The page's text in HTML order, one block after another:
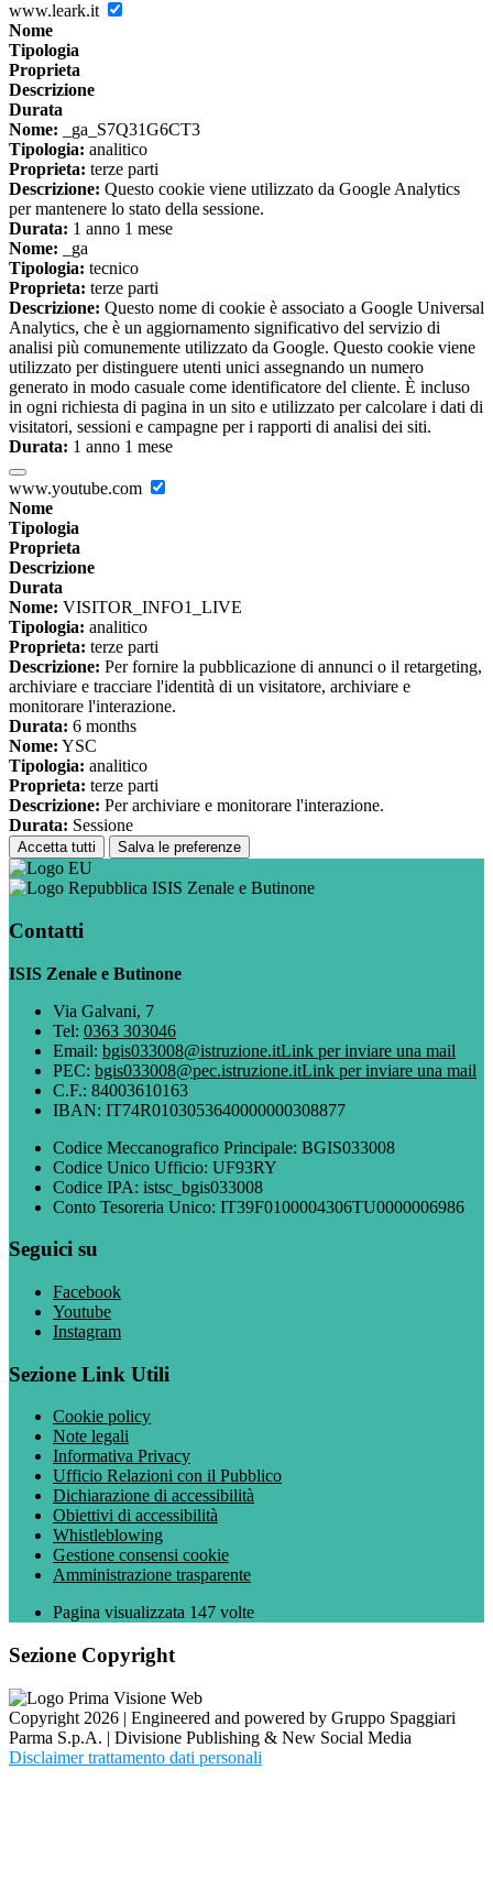
www.leark.it
Nome
Tipologia
Proprieta
Descrizione
Durata
Nome: _ga_S7Q31G6CT3
Tipologia: analitico
Proprieta: terze parti
Descrizione: Questo cookie viene utilizzato da Google Analytics
per mantenere lo stato della sessione.
Durata: 1 anno 1 mese
Nome: _ga
Tipologia: tecnico
Proprieta: terze parti
Descrizione: Questo nome di cookie è associato a Google Universal
Analytics, che è un aggiornamento significativo del servizio di
analisi più comunemente utilizzato da Google. Questo cookie viene
utilizzato per distinguere utenti unici assegnando un numero
generato in modo casuale come identificatore del cliente. È incluso
in ogni richiesta di pagina in un sito e utilizzato per calcolare i dati di
visitatori, sessioni e campagne per i rapporti di analisi dei siti.
Durata: 1 anno 1 mese
www.youtube.com
Nome
Tipologia
Proprieta
Descrizione
Durata
Nome: VISITOR_INFO1_LIVE
Tipologia: analitico
Proprieta: terze parti
Descrizione: Per fornire la pubblicazione di annunci o il retargeting,
archiviare e tracciare l'identità di un visitatore, archiviare e
monitorare l'interazione.
Durata: 6 months
Nome: YSC
Tipologia: analitico
Proprieta: terze parti
Descrizione: Per archiviare e monitorare l'interazione.
Durata: Sessione
Accetta tutti Salva le preferenze
ISIS Zenale e Butinone
Contatti
ISIS Zenale e Butinone
Via Galvani, 7
Tel: 0363 303046
Email: bgis033008@istruzione.itLink per inviare una mail
PEC: bgis033008@pec.istruzione.itLink per inviare una mail
C.F.: 84003610163
IBAN: IT74R0103053640000000308877
Codice Meccanografico Principale: BGIS033008
Codice Unico Ufficio: UF93RY
Codice IPA: istsc_bgis033008
Conto Tesoreria Unico: IT39F0100004306TU0000006986
Seguici su
Facebook
Youtube
Instagram
Sezione Link Utili
Cookie policy
Note legali
Informativa Privacy
Ufficio Relazioni con il Pubblico
Dichiarazione di accessibilità
Obiettivi di accessibilità
Whistleblowing
Gestione consensi cookie
Amministrazione trasparente
Pagina visualizzata 147 volte
Sezione Copyright
Copyright 2026 | Engineered and powered by Gruppo Spaggiari
Parma S.p.A. | Divisione Publishing & New Social Media
Disclaimer trattamento dati personali